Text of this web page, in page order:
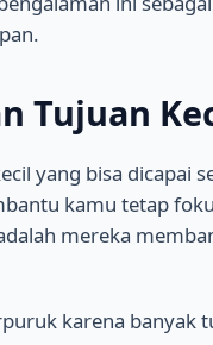
Tujuan
yang bisa dicapai
kamu tetap
mereka
karena banyak